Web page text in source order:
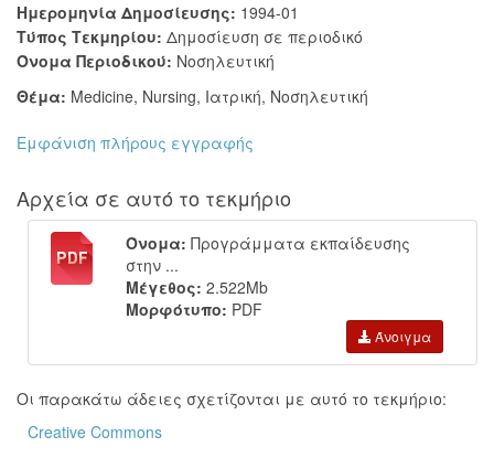
Ημερομηνία Δημοσίευσης: 1994-01
Τύπος Τεκμηρίου: Δημοσίευση σε περιοδικό
Όνομα Περιοδικού: Νοσηλευτική
Θέμα: Medicine, Nursing, Ιατρική, Νοσηλευτική
Εμφάνιση πλήρους εγγραφής
Αρχεία σε αυτό το τεκμήριο
Όνομα: Προγράμματα εκπαίδευσης
στην ...
Μέγεθος: 2.522Mb
Μορφότυπο: PDF
Άνοιγμα
Οι παρακάτω άδειες σχετίζονται με αυτό το τεκμήριο:
Creative Commons